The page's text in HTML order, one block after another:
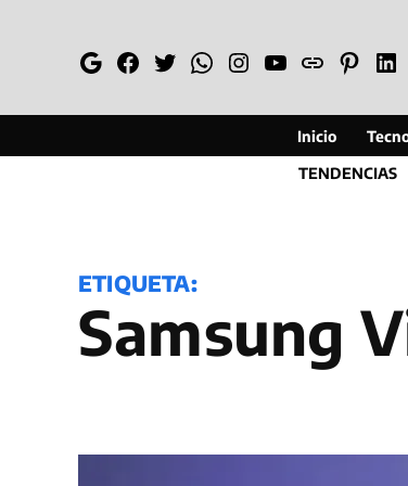
GoogleFacebook
TwitterWhatsapp
Instagram
YouTube
WebPinterest
Inicio
TENDENCIAS
ETIQUETA:
Samsung